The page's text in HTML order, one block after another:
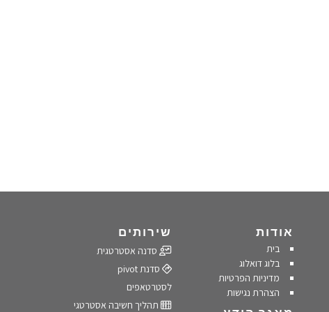
אודות
בית
בלוג דואלוג
מדיניות הפרטיות
הצהרת נגישות
שירותים
סדנה אסטרטגית
סדנת pivot
לסטרטאפים
תהליך חשיבה אסטרטגי